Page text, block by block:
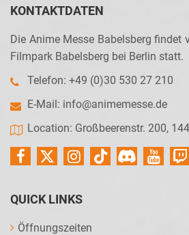
KONTAKTDATEN
Die Anime Messe Babelsberg findet
Filmpark Babelsberg bei Berlin statt.
Telefon: +49 (0)30 530 27 210
E-Mail: info@animemesse.de
Location: Großbeerenstr. 200,
QUICK LINKS
Öffnungszeiten